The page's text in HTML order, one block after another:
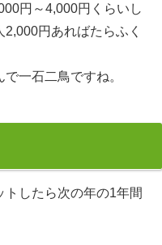
円～4,000円くらいし
円あればたらふく
一石二鳥ですね。
トしたら次の年の1年間